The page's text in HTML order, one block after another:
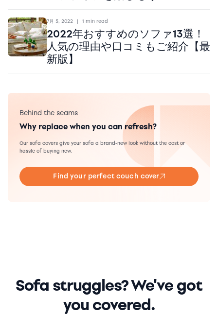
7月 5, 2022 | 1 min read
2022年おすすめのソファ13選！
人気の理由や口コミもご紹介【最
新版】
Behind the seams
Why replace when you can refresh?
Our sofa covers give your sofa a brand-new look without the cost or
hassle of buying new.
Find your perfect couch cover
Sofa struggles? We've got
you covered.